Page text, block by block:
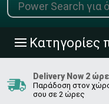
||| Κατηγορίες
Delivery Now 2
Παράδοση στον
σου σε 2 ώρες